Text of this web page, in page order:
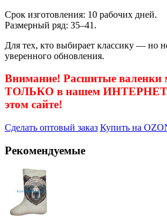
Срок изготовления: 10 рабочих дней.
Размерный ряд: 35–41.
Для тех, кто выбирает классику — но
уверенного обновления.
Внимание! Расшитые валенки
ТОЛЬКО в нашем
этом сайте!
Сделать оптовый заказ Купить на
Рекомендуемые